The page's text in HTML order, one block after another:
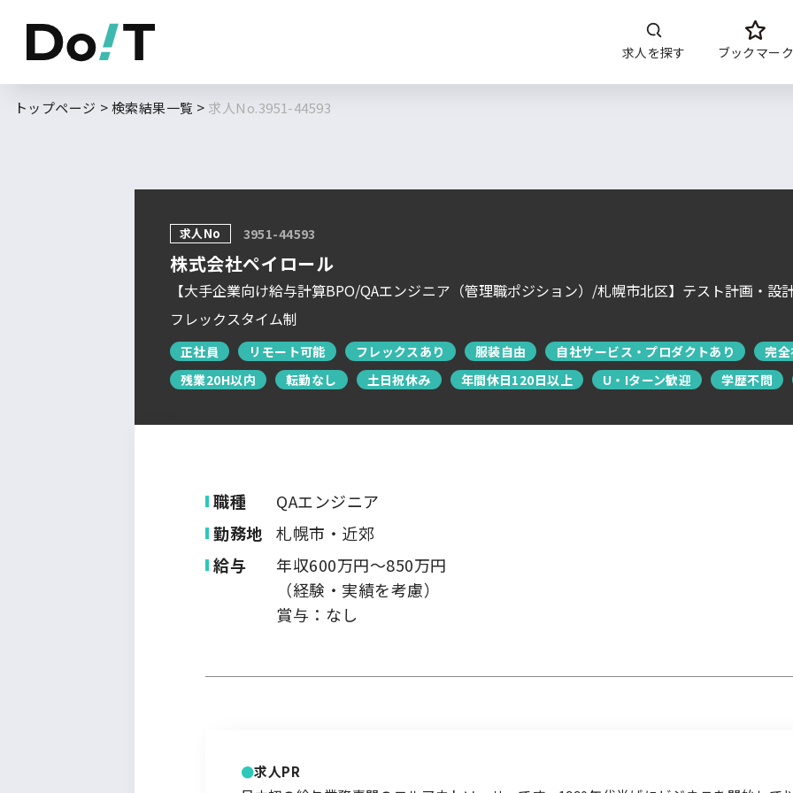
求人を探す ブックマーク
運営会社について
お問い合わせ
ログイン
求人履歴はありません。
勤務地 職種
北海道
東北
関東
北信越
東海
関西
中国・四国
トップページ 検索結果一覧 求人No.3951-44593
求人No 3951-44593
株式会社ペイロール
【大手企業向け給与計算BPO/QAエンジニア（管理職ポジション）/札幌市北区】テスト計画・
フレックスタイム制
正社員 リモート可能 フレックスあり 服装自由 自社サービス・プロダクトあり
完
残業20H以内
転勤なし 土日祝休み 年間休日120日以上 U・Iターン歓迎 学歴不問
職種
QAエンジニア
勤務地
札幌市・近郊
給与
年収600万円～850万円
（経験・実績を考慮）
賞与：なし
求人PR